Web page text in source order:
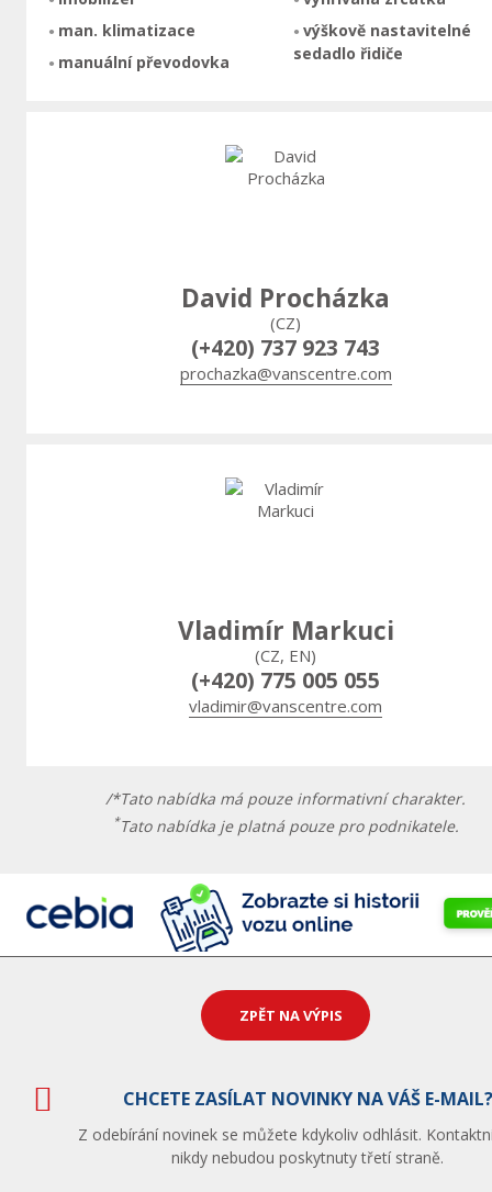
man. klimatizace
manuální převodovka
výškově nastavitelné
sedadlo řidiče
David Procházka
(CZ)
(+420) 737 923 743
prochazka@vanscentre.com
Vladimír Markuci
(CZ, EN)
(+420) 775 005 055
vladimir@vanscentre.com
/*Tato nabídka má pouze informativní charakter.
*Tato nabídka je platná pouze pro podnikatele.
ZPĚT NA VÝPIS
CHCETE ZASÍLAT NOVINKY NA VÁŠ E-MAIL?
Z odebírání novinek se můžete kdykoliv odhlásit.
nikdy nebudou poskytnuty třetí straně.